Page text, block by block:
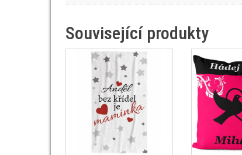
Související produkty